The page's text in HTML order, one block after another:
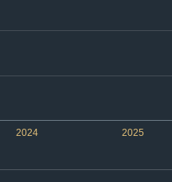
2024 2025